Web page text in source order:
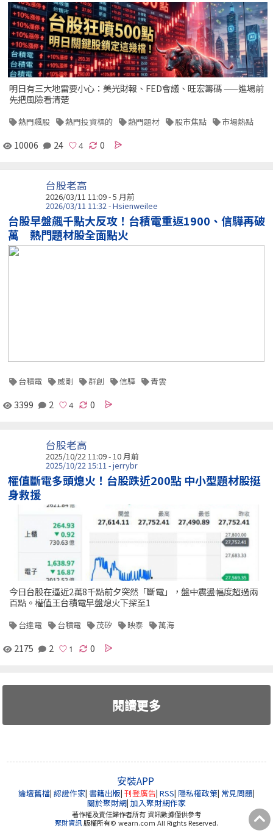
明日有三大地雷要小心：美光財報、FED會議、旺宏籌碼 ——進場前
先把風險看清楚
熱門飆股 熱門投資標的 熱門題材 股市焦點 市場熱點
10006 24 0
台股老高
2026/03/11 11:09 - 5 月前
2026/03/11 11:32 - Hsienweilee
台股早盤飆千點大反攻！台積電重返1900、信驊再破
萬 熱門題材股全面點火
台積電 威剛 群創 信驊 青雲
3399 2 0
台股老高
2025/10/22 11:09 - 10 月前
2025/10/22 15:11 - jerrybr
權值斷電多頭熄火！台股跌近200點 中小型題材股挺
身救援
今日台股在逼近2萬8千點前夕突然「斷電」，盤中震盪幅度超過兩
百點。權值王台積電早盤熄火下探至1
台達電 台積電 茂矽 映泰 萬海
2175 2 0
閱讀更多
安裝APP
論壇舊檔| 認證作家| 書籍出版| 刊登廣告| RSS| 隱私權政策| 常見問題|
關於聚財網| 加入聚財網作家
著作權及責任歸作者所有 資訊數據僅供參考
聚財資訊版權所有© wearn.com All Rights Reserved.